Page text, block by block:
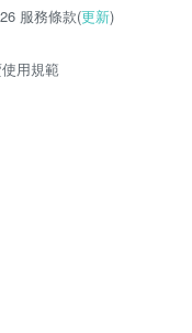
服務條款(更新)
用規範